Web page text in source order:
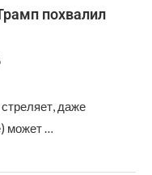
похвалил
стреляет, даже
может …